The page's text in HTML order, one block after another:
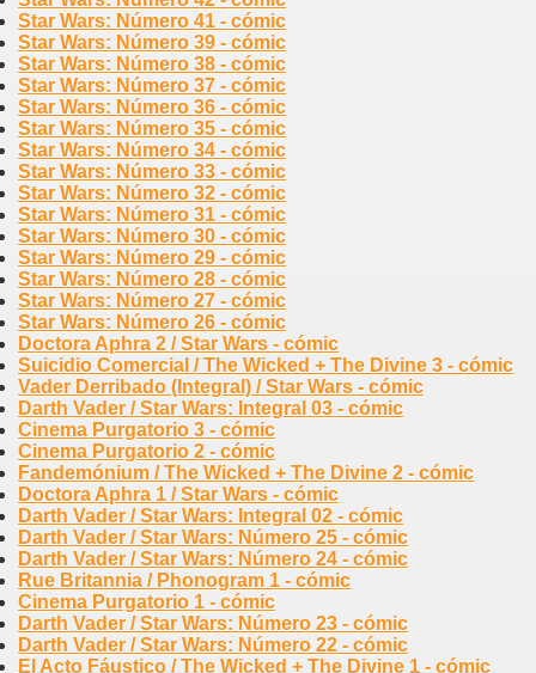
Star Wars: Número 41 - cómic
Star Wars: Número 39 - cómic
Star Wars: Número 38 - cómic
Star Wars: Número 37 - cómic
Star Wars: Número 36 - cómic
Star Wars: Número 35 - cómic
Star Wars: Número 34 - cómic
Star Wars: Número 33 - cómic
Star Wars: Número 32 - cómic
Star Wars: Número 31 - cómic
Star Wars: Número 30 - cómic
Star Wars: Número 29 - cómic
Star Wars: Número 28 - cómic
Star Wars: Número 27 - cómic
Star Wars: Número 26 - cómic
Doctora Aphra 2 / Star Wars - cómic
Suicidio Comercial / The Wicked + The Divine 3 - cómic
Vader Derribado (Integral) / Star Wars - cómic
Darth Vader / Star Wars: Integral 03 - cómic
Cinema Purgatorio 3 - cómic
Cinema Purgatorio 2 - cómic
Fandemónium / The Wicked + The Divine 2 - cómic
Doctora Aphra 1 / Star Wars - cómic
Darth Vader / Star Wars: Integral 02 - cómic
Darth Vader / Star Wars: Número 25 - cómic
Darth Vader / Star Wars: Número 24 - cómic
Rue Britannia / Phonogram 1 - cómic
Cinema Purgatorio 1 - cómic
Darth Vader / Star Wars: Número 23 - cómic
Darth Vader / Star Wars: Número 22 - cómic
El Acto Fáustico / The Wicked + The Divine 1 - cómic